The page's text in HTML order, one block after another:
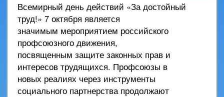
Всемирный день действий «За достойный
труд!» 7 октября является
значимым мероприятием российского
профсоюзного движения,
посвященным защите законных прав и
интересов трудящихся. Профсоюзы в
новых реалиях через инструменты
социального партнерства продолжают